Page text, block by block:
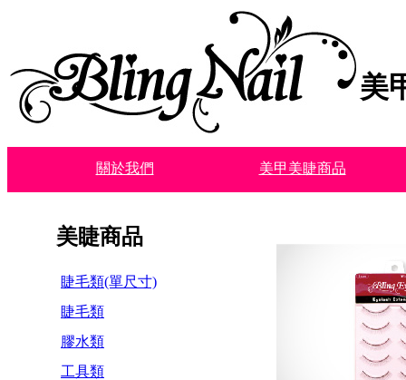
美
關於我們 美甲美睫商品
美睫商品
睫毛類(單尺寸)
睫毛類
膠水類
工具類